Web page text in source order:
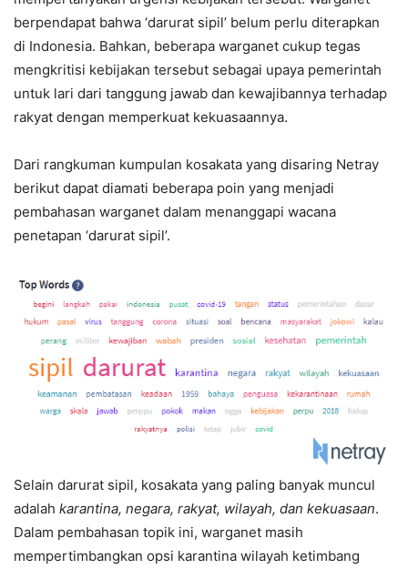
berpendapat bahwa ‘darurat sipil’ belum perlu diterapkan
di Indonesia. Bahkan, beberapa warganet cukup tegas
mengkritisi kebijakan tersebut sebagai upaya pemerintah
untuk lari dari tanggung jawab dan kewajibannya terhadap
rakyat dengan memperkuat kekuasaannya.
Dari rangkuman kumpulan kosakata yang disaring Netray
berikut dapat diamati beberapa poin yang menjadi
pembahasan warganet dalam menanggapi wacana
penetapan ‘darurat sipil’.
Selain darurat sipil, kosakata yang paling banyak muncul
adalah karantina, negara, rakyat, wilayah, dan kekuasaan.
Dalam pembahasan topik ini, warganet masih
mempertimbangkan opsi karantina wilayah ketimbang